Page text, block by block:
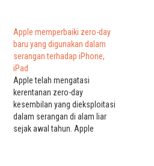
Apple memperbaiki zero-day
baru yang digunakan dalam
serangan terhadap iPhone,
iPad
Apple telah mengatasi
kerentanan zero-day
kesembilan yang dieksploitasi
dalam serangan di alam liar
sejak awal tahun. Apple